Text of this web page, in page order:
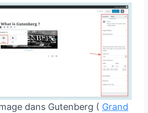
dans Gutenberg ( Grand